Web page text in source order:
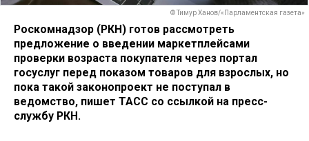
© Тимур Ханов/«Парламентская газета»
Роскомнадзор (РКН) готов рассмотреть
предложение о введении маркетплейсами
проверки возраста покупателя через портал
госуслуг перед показом товаров для взрослых, но
пока такой законопроект не поступал в
ведомство, пишет ТАСС со ссылкой на пресс-
службу РКН.